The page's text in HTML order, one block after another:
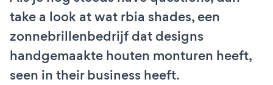
take a look at wat rbia shades, een
zonnebrillenbedrijf dat designs
handgemaakte houten monturen heeft,
seen in their business heeft.